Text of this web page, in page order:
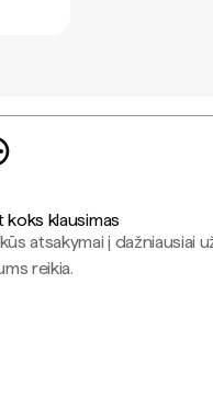
koks klausimas
atsakymai į dažniausiai
reikia.